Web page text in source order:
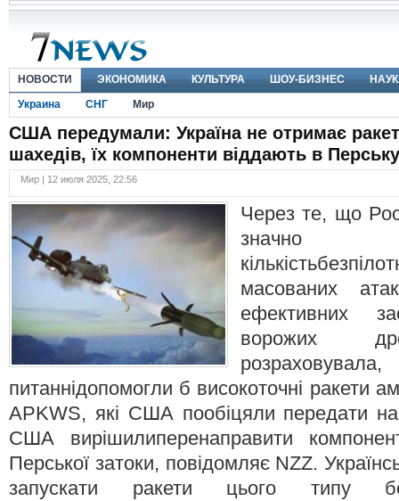
НОВОСТИ ЭКОНОМИКА КУЛЬТУРА ШОУ-БИЗНЕС
Украина
СНГ Мир
США передумали: Україна не отримає
шахедів, їх компоненти віддають в
Мир | 12 июля 2025, 22:56
Через те, що
значно
масованих
ефективних
ворожих
питаннідопомогли б високоточні ракети
APKWS, які США пообіцяли передати
США вирішилиперенаправити
Перської затоки, повідомляє NZZ.
запускати ракети цього типу